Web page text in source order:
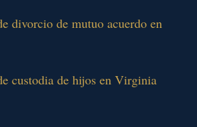
divorcio de mutuo acuerdo en
custodia de hijos en Virginia